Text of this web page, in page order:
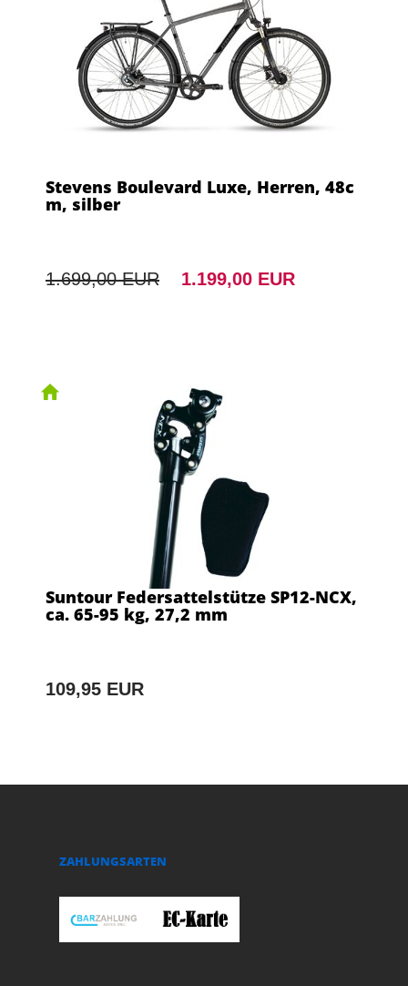
Stevens Boulevard Luxe, Herren, 48c
m, silber
1.699,00 EUR 1.199,00 EUR
Suntour Federsattelstütze SP12-NCX,
ca. 65-95 kg, 27,2 mm
109,95 EUR
ZAHLUNGSARTEN